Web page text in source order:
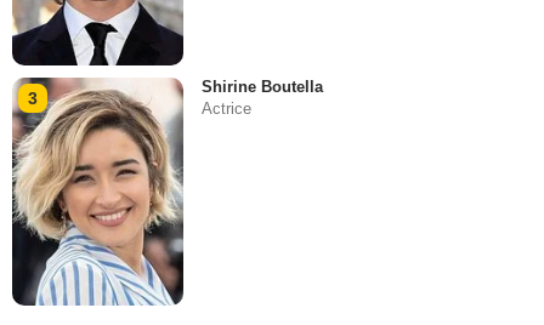
3
Shirine Boutella
Actrice